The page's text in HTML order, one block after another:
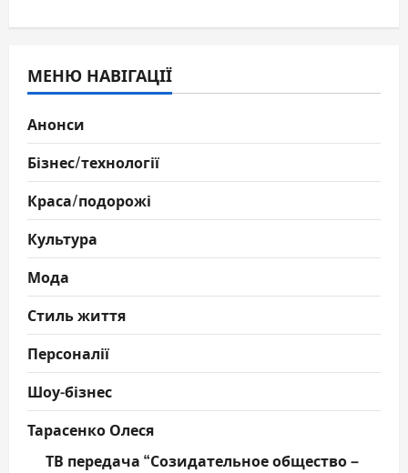
МЕНЮ НАВІГАЦІЇ
Анонси
Бізнес/технології
Краса/подорожі
Культура
Мода
Стиль життя
Персоналії
Шоу-бізнес
Тарасенко Олеся
ТВ передача “Созидательное общество –